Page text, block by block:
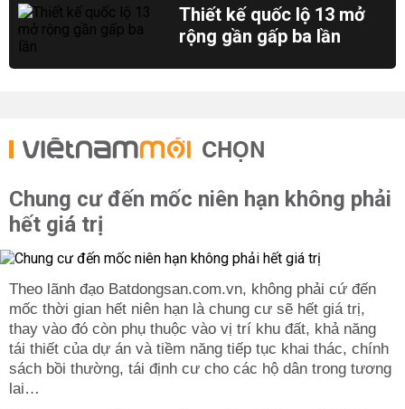
Thiết kế quốc lộ 13 mở
rộng gần gấp ba lần
CHỌN
Chung cư đến mốc niên hạn không phải
hết giá trị
Theo lãnh đạo Batdongsan.com.vn, không phải cứ đến
mốc thời gian hết niên hạn là chung cư sẽ hết giá trị,
thay vào đó còn phụ thuộc vào vị trí khu đất, khả năng
tái thiết của dự án và tiềm năng tiếp tục khai thác, chính
sách bồi thường, tái định cư cho các hộ dân trong tương
lai…